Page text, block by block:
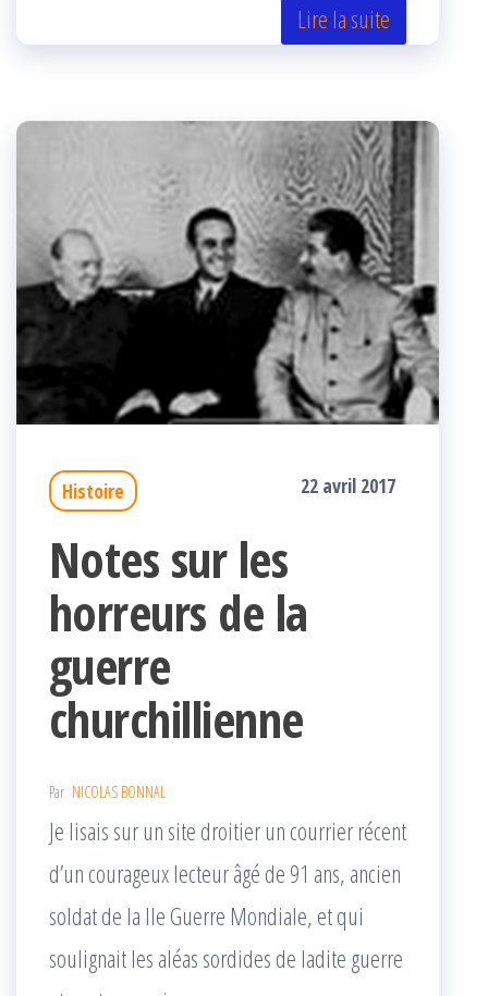
k r
Lire la suite
Histoire 22 avril 2017
Notes sur les
horreurs de la
guerre
churchillienne
Par NICOLAS BONNAL
Je lisais sur un site droitier un courrier récent
d’un courageux lecteur âgé de 91 ans, ancien
soldat de la IIe Guerre Mondiale, et qui
soulignait les aléas sordides de ladite guerre